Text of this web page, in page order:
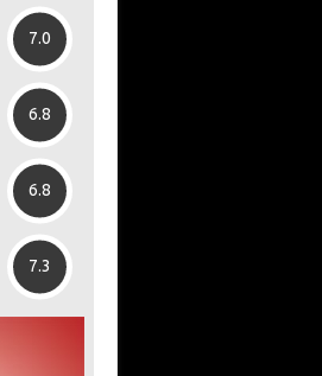
7.0
6.8
6.8
7.3